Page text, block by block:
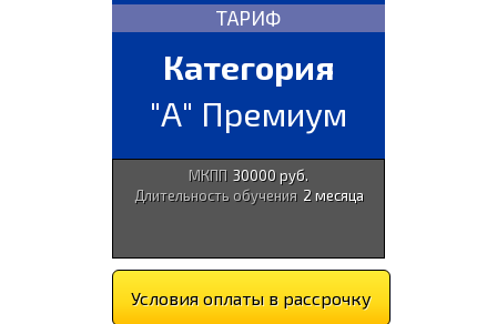
ТАРИФ
Категория
"А" Премиум
МКПП 30000 руб.
Длительность обучения 2 месяца
Условия оплаты в рассрочку